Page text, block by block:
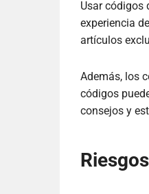
Usar códigos
experiencia
artículos
Además, los
códigos
consejos y